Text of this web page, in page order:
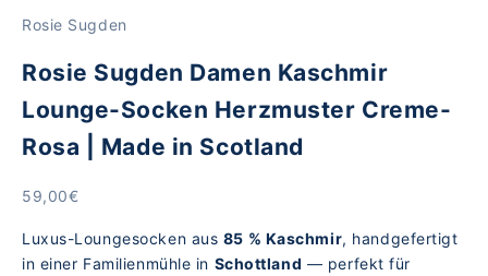
Rosie Sugden
Rosie Sugden Damen Kaschmir
Lounge-Socken Herzmuster Creme-
Rosa | Made in Scotland
Angebot
59,00€
Luxus-Loungesocken aus 85 % Kaschmir, handgefertigt
in einer Familienmühle in Schottland — perfekt für